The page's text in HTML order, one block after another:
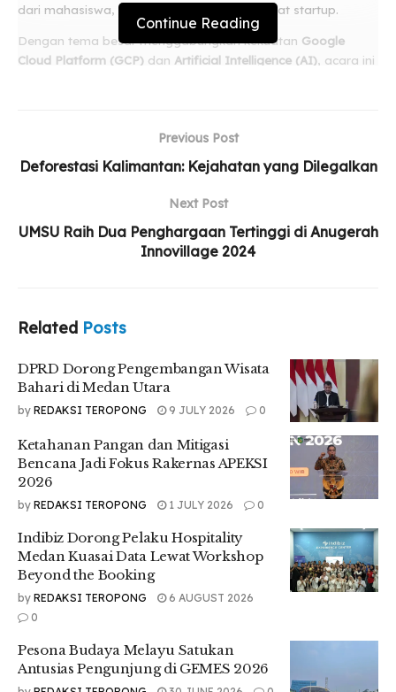
dari mahasiswa, profesional IT, hingga pegiat startup.
Dengan tema besar menggabungkan kekuatan Google
Cloud Platform (GCP) dan Artificial Intelligence (AI), acara ini
Related Posts
DPRD Dorong Pengembangan Wisata Bahari di
Medan Utara
Indibiz Dorong Pelaku Hospitality Medan
Booking
Sejak pagi, para peserta sudah memadati lokasi acara.
Agenda dibuka dengan seremonial Indonesia Raya dan foto
bersama, dilanjutkan dengan sambutan hangat dari panitia
penyelenggara. Sejumlah sesi inspiratif kemudian mengisi
hari, di antaranya:
Mastering Data Preparation in BigQuery
oleh
(Google Developer Expert –
besar menggunakan BigQuery.
Seeing the World Like Humans: Spatial Reasoning in
Continue Reading
Previous Post
Deforestasi Kalimantan: Kejahatan yang Dilegalkan
Next Post
UMSU Raih Dua Penghargaan Tertinggi di Anugerah
Innovillage 2024
Related Posts
DPRD Dorong Pengembangan Wisata
Bahari di Medan Utara
by REDAKSI TEROPONG 9 JULY 2026 0
Ketahanan Pangan dan Mitigasi
Bencana Jadi Fokus Rakernas APEKSI
2026
by REDAKSI TEROPONG 1 JULY 2026 0
Indibiz Dorong Pelaku Hospitality
Medan Kuasai Data Lewat Workshop
Beyond the Booking
by REDAKSI TEROPONG
6 AUGUST 2026
0
Pesona Budaya Melayu Satukan
Antusias Pengunjung di GEMES 2026